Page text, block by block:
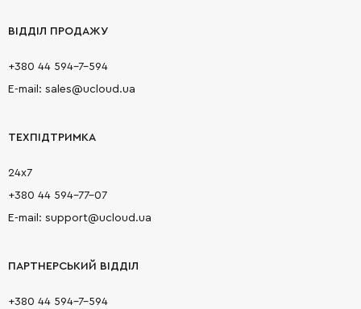
ВІДДІЛ ПРОДАЖУ
+380 44 594-7-594
E-mail: sales@ucloud.ua
ТЕХПІДТРИМКА
24х7
+380 44 594-77-07
E-mail: support@ucloud.ua
ПАРТНЕРСЬКИЙ ВІДДІЛ
+380 44 594-7-594